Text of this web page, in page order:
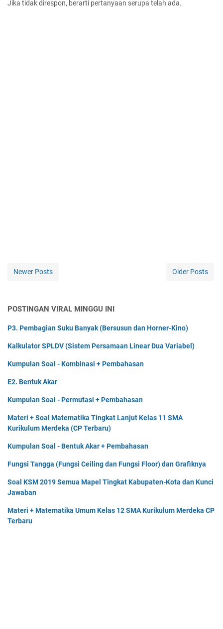
Jika tidak direspon, berarti pertanyaan serupa telah ada.
Newer Posts Older Posts
POSTINGAN VIRAL MINGGU INI
P3. Pembagian Suku Banyak (Bersusun dan Horner-Kino)
Kalkulator SPLDV (Sistem Persamaan Linear Dua Variabel)
Kumpulan Soal - Kombinasi + Pembahasan
E2. Bentuk Akar
Kumpulan Soal - Permutasi + Pembahasan
Materi + Soal Matematika Tingkat Lanjut Kelas 11 SMA
Kurikulum Merdeka (CP Terbaru)
Kumpulan Soal - Bentuk Akar + Pembahasan
Fungsi Tangga (Fungsi Ceiling dan Fungsi Floor) dan Grafiknya
Soal KSM 2019 Semua Mapel Tingkat Kabupaten-Kota dan Kunci
Jawaban
Materi + Matematika Umum Kelas 12 SMA Kurikulum Merdeka CP
Terbaru